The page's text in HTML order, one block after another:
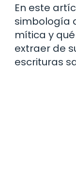
En este
simbología
mítica y
extraer de
escrituras